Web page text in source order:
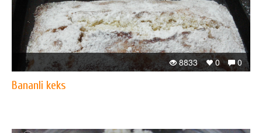
0
0
8833
Bananli keks